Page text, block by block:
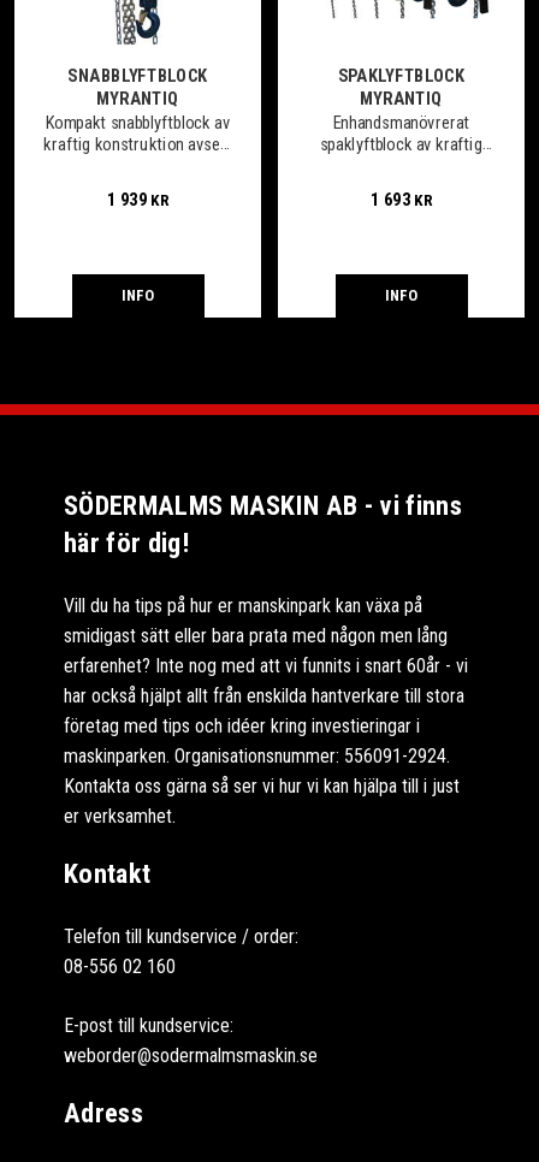
SNABBLYFTBLOCK
MYRANTIQ
Kompakt snabblyftblock av
kraftig konstruktion avsett
1 939KR
INFO
SPAKLYFTBLOCK
MYRANTIQ
Enhandsmanövrerat
spaklyftblock av kraftig
horisontella drag.
1 693KR
INFO
SÖDERMALMS MASKIN AB - vi finns
här för dig!
Vill du ha tips på hur er manskinpark kan växa på
smidigast sätt eller bara prata med någon men lång
erfarenhet? Inte nog med att vi funnits i snart 60år - vi
har också hjälpt allt från enskilda hantverkare till stora
företag med tips och idéer kring investieringar i
maskinparken. Organisationsnummer: 556091-2924.
Kontakta oss gärna så ser vi hur vi kan hjälpa till i just
er verksamhet.
Kontakt
Telefon till kundservice / order:
08-556 02 160
E-post till kundservice:
weborder@sodermalmsmaskin.se
Adress